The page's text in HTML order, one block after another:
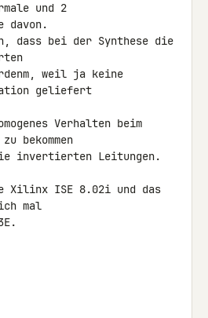
und 2
davon.
dass bei der Synthese die
weil ja keine
geliefert
Verhalten beim
bekommen
invertierten Leitungen.
Xilinx ISE 8.02i und das
mal